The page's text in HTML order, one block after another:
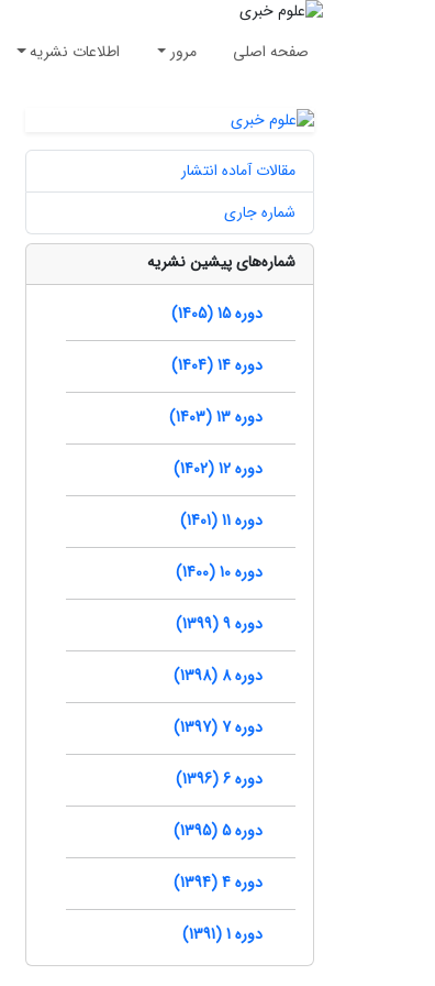
صفحه اصلی مرور اطلاعات نشریه
مقالات آماده انتشار
شماره جاری
شماره‌های پیشین نشریه
دوره 15 (1405)
دوره 14 (1404)
دوره 13 (1403)
دوره 12 (1402)
دوره 11 (1401)
دوره 10 (1400)
دوره 9 (1399)
دوره 8 (1398)
دوره 7 (1397)
دوره 6 (1396)
دوره 5 (1395)
دوره 4 (1394)
دوره 1 (1391)